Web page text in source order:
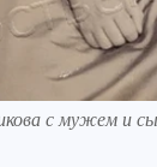
с мужем и